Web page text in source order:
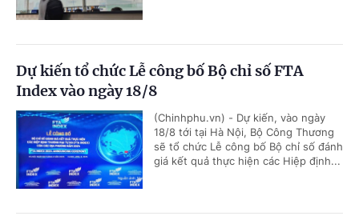
Dự kiến tổ chức Lễ công bố Bộ chỉ số FTA
Index vào ngày 18/8
(Chinhphu.vn) - Dự kiến, vào ngày
18/8 tới tại Hà Nội, Bộ Công Thương
sẽ tổ chức Lễ công bố Bộ chỉ số đánh
giá kết quả thực hiện các Hiệp định...